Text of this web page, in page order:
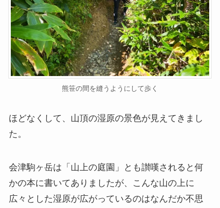
熊笹の間を縫うようにして歩く
ほどなくして、山頂の湿原の景色が見えてきまし
た。
会津駒ヶ岳は「山上の庭園」とも讃嘆されると何
かの本に書いてありましたが、こんな山の上に
広々とした湿原が広がっているのはなんだか不思